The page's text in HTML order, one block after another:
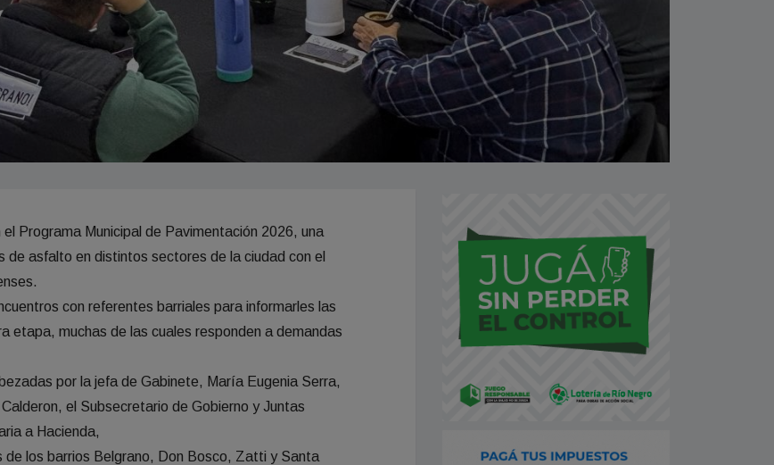
el Programa Municipal de Pavimentación 2026, una
de asfalto en distintos sectores de la ciudad con el
con referentes barriales para informarles las
etapa, muchas de las cuales responden a demandas
por la jefa de Gabinete, María Eugenia Serra,
el Subsecretario de Gobierno y Juntas
a Hacienda,
los barrios Belgrano, Don Bosco, Zatti y Santa